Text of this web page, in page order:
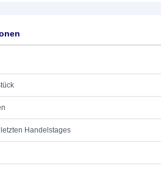
Handelstages